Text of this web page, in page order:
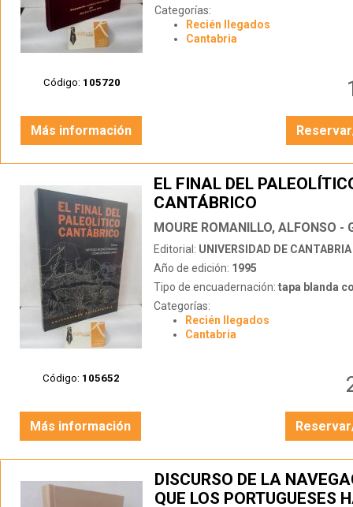
Código: 105720
Categorías:
Recién llegados
Cantabria
Más información
Código: 105652
EL FINAL DEL
CANTÁBRICO
Editorial: UNIVERSIDAD DE CANTABRIA
Año de edición: 1995
Tipo de encuadernación: tapa blanda
Categorías:
Recién llegados
Cantabria
Más información
DISCURSO DE LA
QUE LOS PORTUGUESES